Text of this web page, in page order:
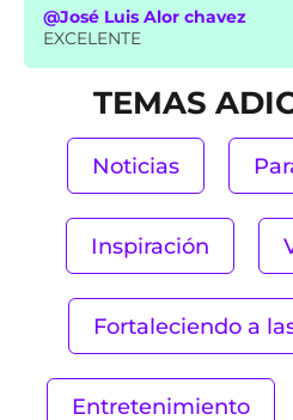
@José Luis Alor chavez
EXCELENTE
TEMAS
Noticias
Inspiración
Fortaleciendo a
Entretenimiento